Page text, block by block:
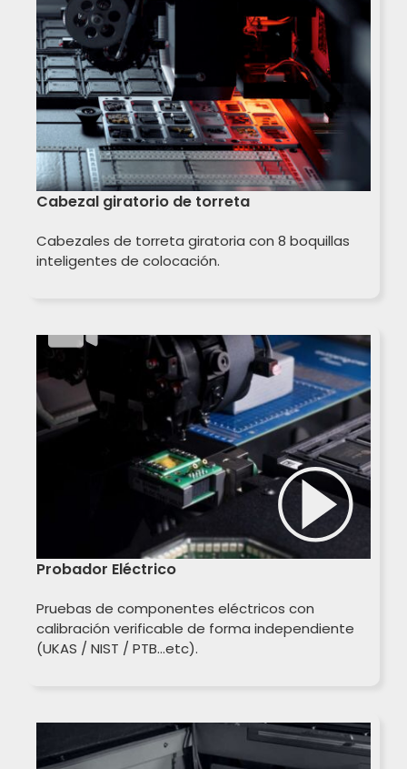
Cabezal giratorio de torreta
Cabezales de torreta giratoria con 8 boquillas
inteligentes de colocación.
Probador Eléctrico
Pruebas de componentes eléctricos con
calibración verificable de forma independiente
(UKAS / NIST / PTB…etc).